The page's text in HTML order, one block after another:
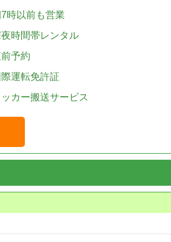
時以前も営業
時間帯レンタル
予約
運転免許証
カー搬送サービス